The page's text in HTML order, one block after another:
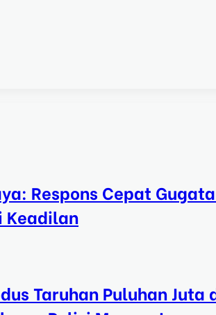
Respons Cepat
Keadilan
Taruhan Puluhan Juta